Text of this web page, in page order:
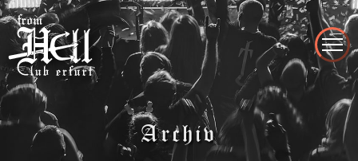
Direkt
zum
Inhalt
Archiv